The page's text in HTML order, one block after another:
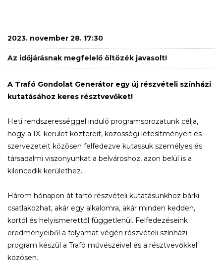
2023. november 28. 17:30
Az időjárásnak megfelelő öltözék javasolt!
A Trafó Gondolat Generátor egy új részvételi színházi
kutatásához keres résztvevőket!
Heti rendszerességgel induló programsorozatunk célja,
hogy a IX. kerület köztereit, közösségi létesítményeit és
szervezeteit közösen felfedezve kutassuk személyes és
társadalmi viszonyunkat a belvároshoz, azon belül is a
kilencedik kerülethez.
Három hónapon át tartó részvételi kutatásunkhoz bárki
csatlakozhat, akár egy alkalomra, akár minden kedden,
kortól és helyismerettől függetlenül. Felfedezéseink
eredményeiből a folyamat végén részvételi színházi
program készül a Trafó művészeivel és a résztvevőkkel
közösen.